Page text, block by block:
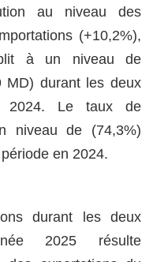
au niveau des
(+10,2%),
à un niveau de
MD) durant les deux
2024. Le taux de
niveau de (74,3%)
en 2024.
durant les deux
2025 résulte